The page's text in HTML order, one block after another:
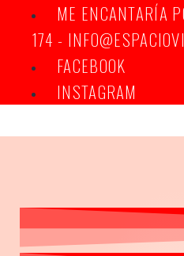
ME ENCANTARÍA
174 -
FACEBOOK
INSTAGRAM